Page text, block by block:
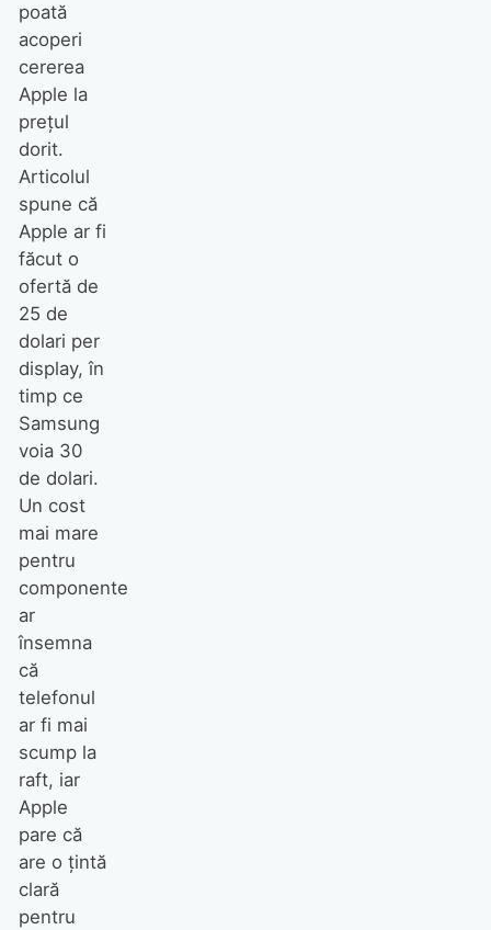
poată
acoperi
cererea
Apple la
prețul
dorit.
Articolul
spune că
Apple ar fi
făcut o
ofertă de
25 de
dolari per
display, în
timp ce
Samsung
voia 30
de dolari.
Un cost
mai mare
pentru
componente
ar
însemna
că
telefonul
ar fi mai
scump la
raft, iar
Apple
pare că
are o țintă
clară
pentru